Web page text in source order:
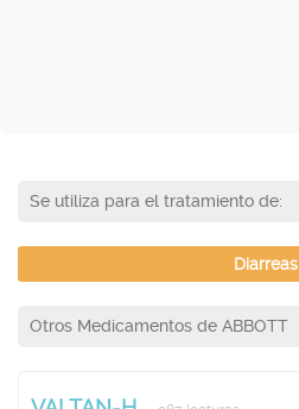
Se utiliza para el tratamiento de:
Diarreas
Otros Medicamentos de ABBOTT